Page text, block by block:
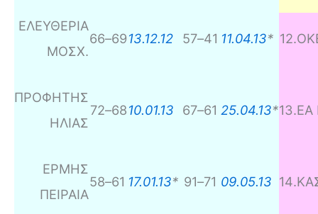
ΕΛΕΥΘΕΡΙΑ
ΜΟΣΧ.
66–6913.12.12 57–41 11.04.13* 12.
ΠΡΟΦΗΤΗΣ
ΗΛΙΑΣ
72–6810.01.13 67–61 25.04.13*13.ΕΑ
ΕΡΜΗΣ
ΠΕΙΡΑΙΑ
58–61 17.01.13* 91–71 09.05.13 14.